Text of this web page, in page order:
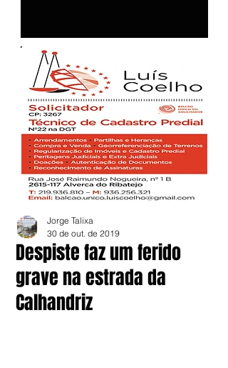
Despiste faz um ferido
grave na estrada da
Calhandriz
Jorge Talixa
30 de out. de 2019